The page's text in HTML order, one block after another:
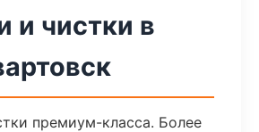
и чистки в
премиум-класса. Более